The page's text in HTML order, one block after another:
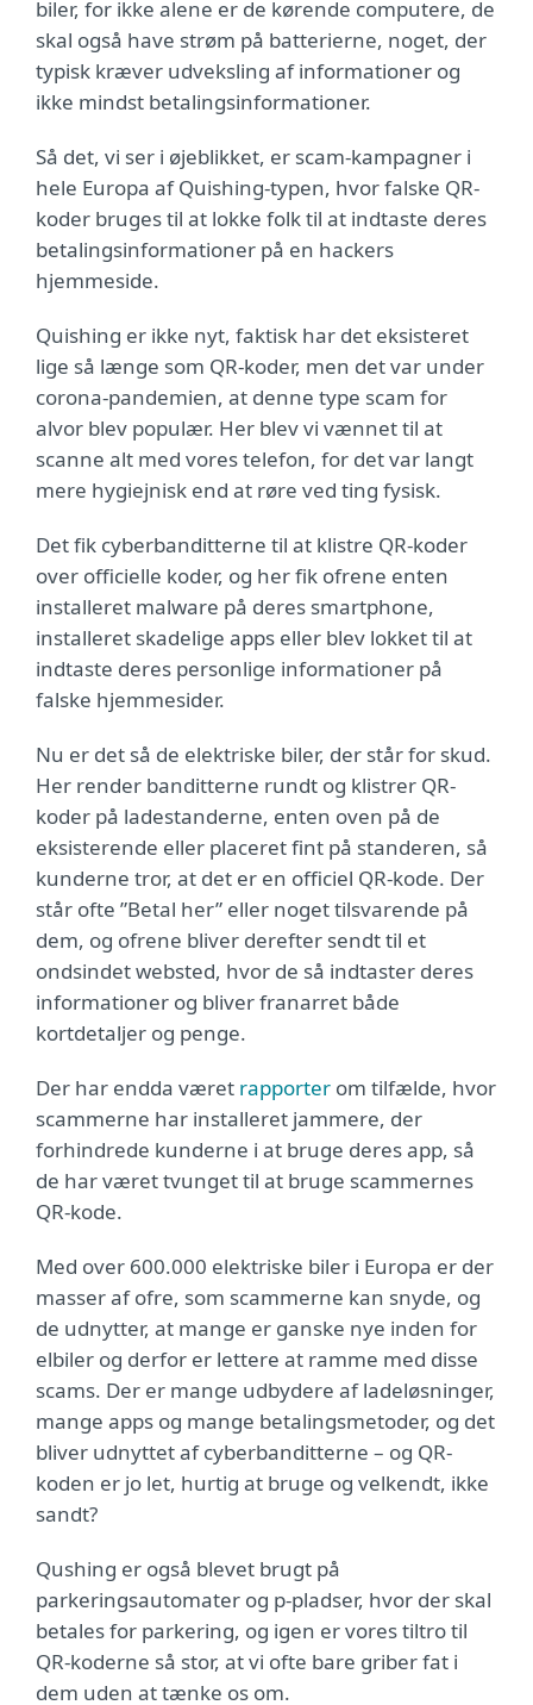
biler, for ikke alene er de kørende computere, de
skal også have strøm på batterierne, noget, der
typisk kræver udveksling af informationer og
ikke mindst betalingsinformationer.
Så det, vi ser i øjeblikket, er scam-kampagner i
hele Europa af Quishing-typen, hvor falske QR-
koder bruges til at lokke folk til at indtaste deres
betalingsinformationer på en hackers
hjemmeside.
Quishing er ikke nyt, faktisk har det eksisteret
lige så længe som QR-koder, men det var under
corona-pandemien, at denne type scam for
alvor blev populær. Her blev vi vænnet til at
scanne alt med vores telefon, for det var langt
mere hygiejnisk end at røre ved ting fysisk.
Det fik cyberbanditterne til at klistre QR-koder
over officielle koder, og her fik ofrene enten
installeret malware på deres smartphone,
installeret skadelige apps eller blev lokket til at
indtaste deres personlige informationer på
falske hjemmesider.
Nu er det så de elektriske biler, der står for skud.
Her render banditterne rundt og klistrer QR-
koder på ladestanderne, enten oven på de
eksisterende eller placeret fint på standeren, så
kunderne tror, at det er en officiel QR-kode. Der
står ofte ”Betal her” eller noget tilsvarende på
dem, og ofrene bliver derefter sendt til et
ondsindet websted, hvor de så indtaster deres
informationer og bliver franarret både
kortdetaljer og penge.
Der har endda været rapporter om tilfælde, hvor
scammerne har installeret jammere, der
forhindrede kunderne i at bruge deres app, så
de har været tvunget til at bruge scammernes
QR-kode.
Med over 600.000 elektriske biler i Europa er der
masser af ofre, som scammerne kan snyde, og
de udnytter, at mange er ganske nye inden for
elbiler og derfor er lettere at ramme med disse
scams. Der er mange udbydere af ladeløsninger,
mange apps og mange betalingsmetoder, og det
bliver udnyttet af cyberbanditterne – og QR-
koden er jo let, hurtig at bruge og velkendt, ikke
sandt?
Qushing er også blevet brugt på
parkeringsautomater og p-pladser, hvor der skal
betales for parkering, og igen er vores tiltro til
QR-koderne så stor, at vi ofte bare griber fat i
dem uden at tænke os om.